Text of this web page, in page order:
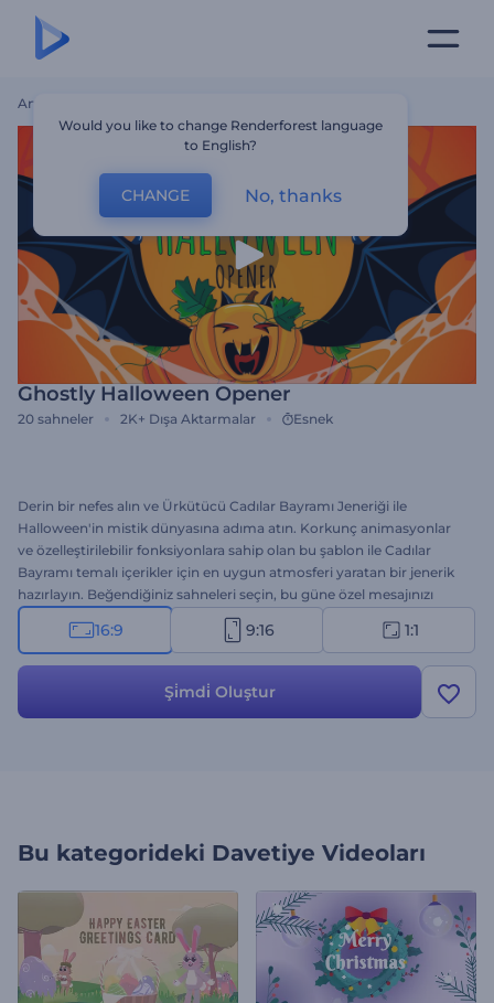
Ana Sayfa
Ghostly Halloween Opener
20 sahneler 2K+ Dışa Aktarmalar Esnek
Derin bir nefes alın ve Ürkütücü Cadılar Bayramı Jeneriği ile
Halloween'in mistik dünyasına adıma atın. Korkunç animasyonlar
ve özelleştirilebilir fonksiyonlara sahip olan bu şablon ile Cadılar
Bayramı temalı içerikler için en uygun atmosferi yaratan bir jenerik
hazırlayın. Beğendiğiniz sahneleri seçin, bu güne özel mesajınızı
girin, tematik arkaplan müziği seçin ve hedef kitlenizi Cadılar
Bayramının ürpertici dünyasına taşıyın. Cadılar Bayramı jenerikleri,
mükemmel bir seçenek. Hemen oluşturun ve Cadılar Bayramında
ne yaptığınızı kimse unutamasın!
16:9 9:16 1:1
Şi̇mdi̇ Oluştur
Bu kategorideki Davetiye Videoları
Would you like to change Renderforest language
to English?
CHANGE No, thanks